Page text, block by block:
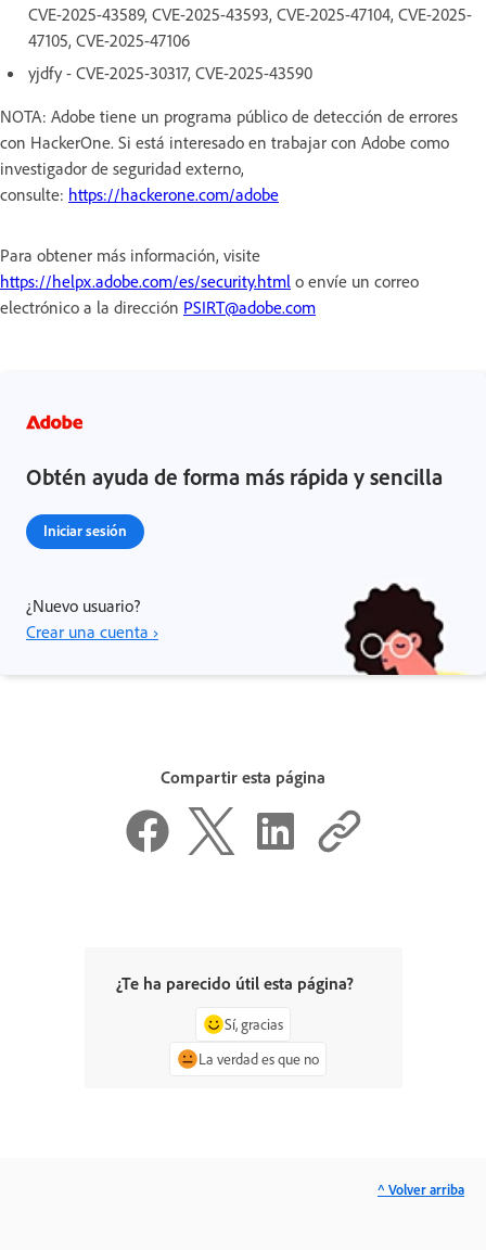
CVE-2025-43589, CVE-2025-43593, CVE-2025-47104, CVE-2025-
47105, CVE-2025-47106
yjdfy - CVE-2025-30317, CVE-2025-43590
NOTA: Adobe tiene un programa público de detección de errores
con HackerOne. Si está interesado en trabajar con Adobe como
investigador de seguridad externo,
consulte: https://hackerone.com/adobe
Para obtener más información, visite
https://helpx.adobe.com/es/security.html o envíe un correo
electrónico a la dirección PSIRT@adobe.com
Obtén ayuda de forma más rápida y sencilla
Iniciar sesión
¿Nuevo usuario?
Crear una cuenta ›
Compartir esta página
¿Te ha parecido útil esta página?
Sí, gracias
La verdad es que no
^ Volver arriba